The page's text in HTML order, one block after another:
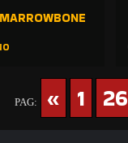
PAG: « 1 26